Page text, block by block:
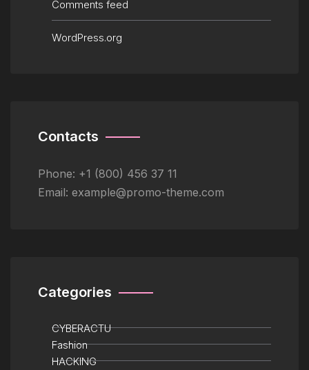
Comments feed
WordPress.org
Contacts
Phone: +1 (800) 456 37 11
Email: example@promo-theme.com
Categories
CYBERACTU
Fashion
HACKING